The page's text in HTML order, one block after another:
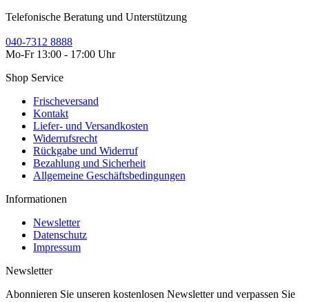
Telefonische Beratung und Unterstützung
040-7312 8888
Mo-Fr 13:00 - 17:00 Uhr
Shop Service
Frischeversand
Kontakt
Liefer- und Versandkosten
Widerrufsrecht
Rückgabe und Widerruf
Bezahlung und Sicherheit
Allgemeine Geschäftsbedingungen
Informationen
Newsletter
Datenschutz
Impressum
Newsletter
Abonnieren Sie unseren kostenlosen Newsletter und verpassen Sie